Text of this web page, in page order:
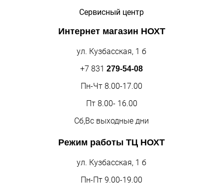
Сервисный центр
Интернет магазин НОХТ
ул. Кузбасская, 1 б
+7 831 279-54-08
Пн-Чт 8.00-17.00
Пт 8.00- 16.00
Сб,Вс выходные дни
Режим работы ТЦ НОХТ
ул. Кузбасская, 1 б
Пн-Пт 9.00-19.00